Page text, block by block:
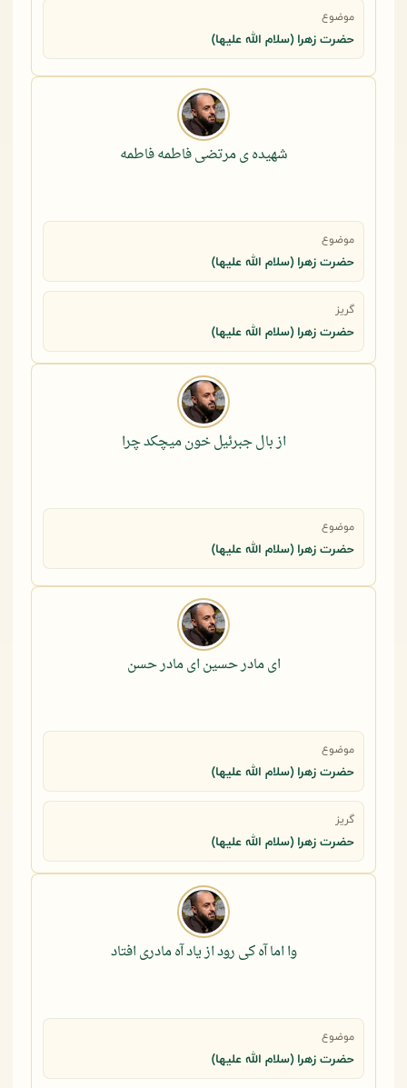
موضوع
حضرت زهرا (سلام الله علیها)
شهیده ی مرتضی فاطمه فاطمه
موضوع
حضرت زهرا (سلام الله علیها)
گریز
حضرت زهرا (سلام الله علیها)
از بال جبرئیل خون میچکد چرا
موضوع
حضرت زهرا (سلام الله علیها)
ای مادر حسین ای مادر حسن
موضوع
حضرت زهرا (سلام الله علیها)
گریز
حضرت زهرا (سلام الله علیها)
وا اما آه کی رود از یاد آه مادری افتاد
موضوع
حضرت زهرا (سلام الله علیها)